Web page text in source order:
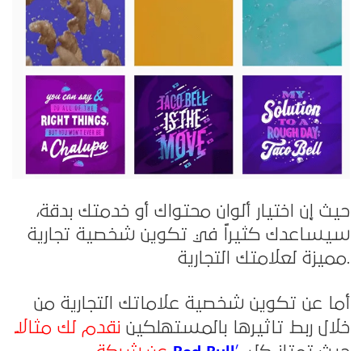
حيث إن اختيار ألوان محتواك أو خدمتك بدقة،
سيساعدك كثيراً في تكوين شخصية تجارية
مميزة لعلامتك التجارية.
أما عن تكوين شخصية علاماتك التجارية من
خلال ربط تاثيرها بالمستهلكين نقدم لك مثالاً